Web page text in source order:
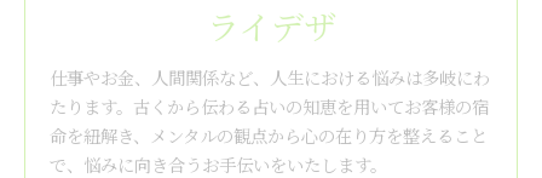
ライデザ
仕事やお金、人間関係など、人生における悩みは多岐にわ
たります。古くから伝わる占いの知恵を用いてお客様の宿
命を紐解き、メンタルの観点から心の在り方を整えること
で、悩みに向き合うお手伝いをいたします。